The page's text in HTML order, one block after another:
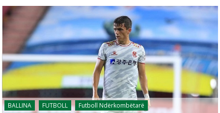
BALLINA FUTBOLL
Futboll Ndërkombëtarë